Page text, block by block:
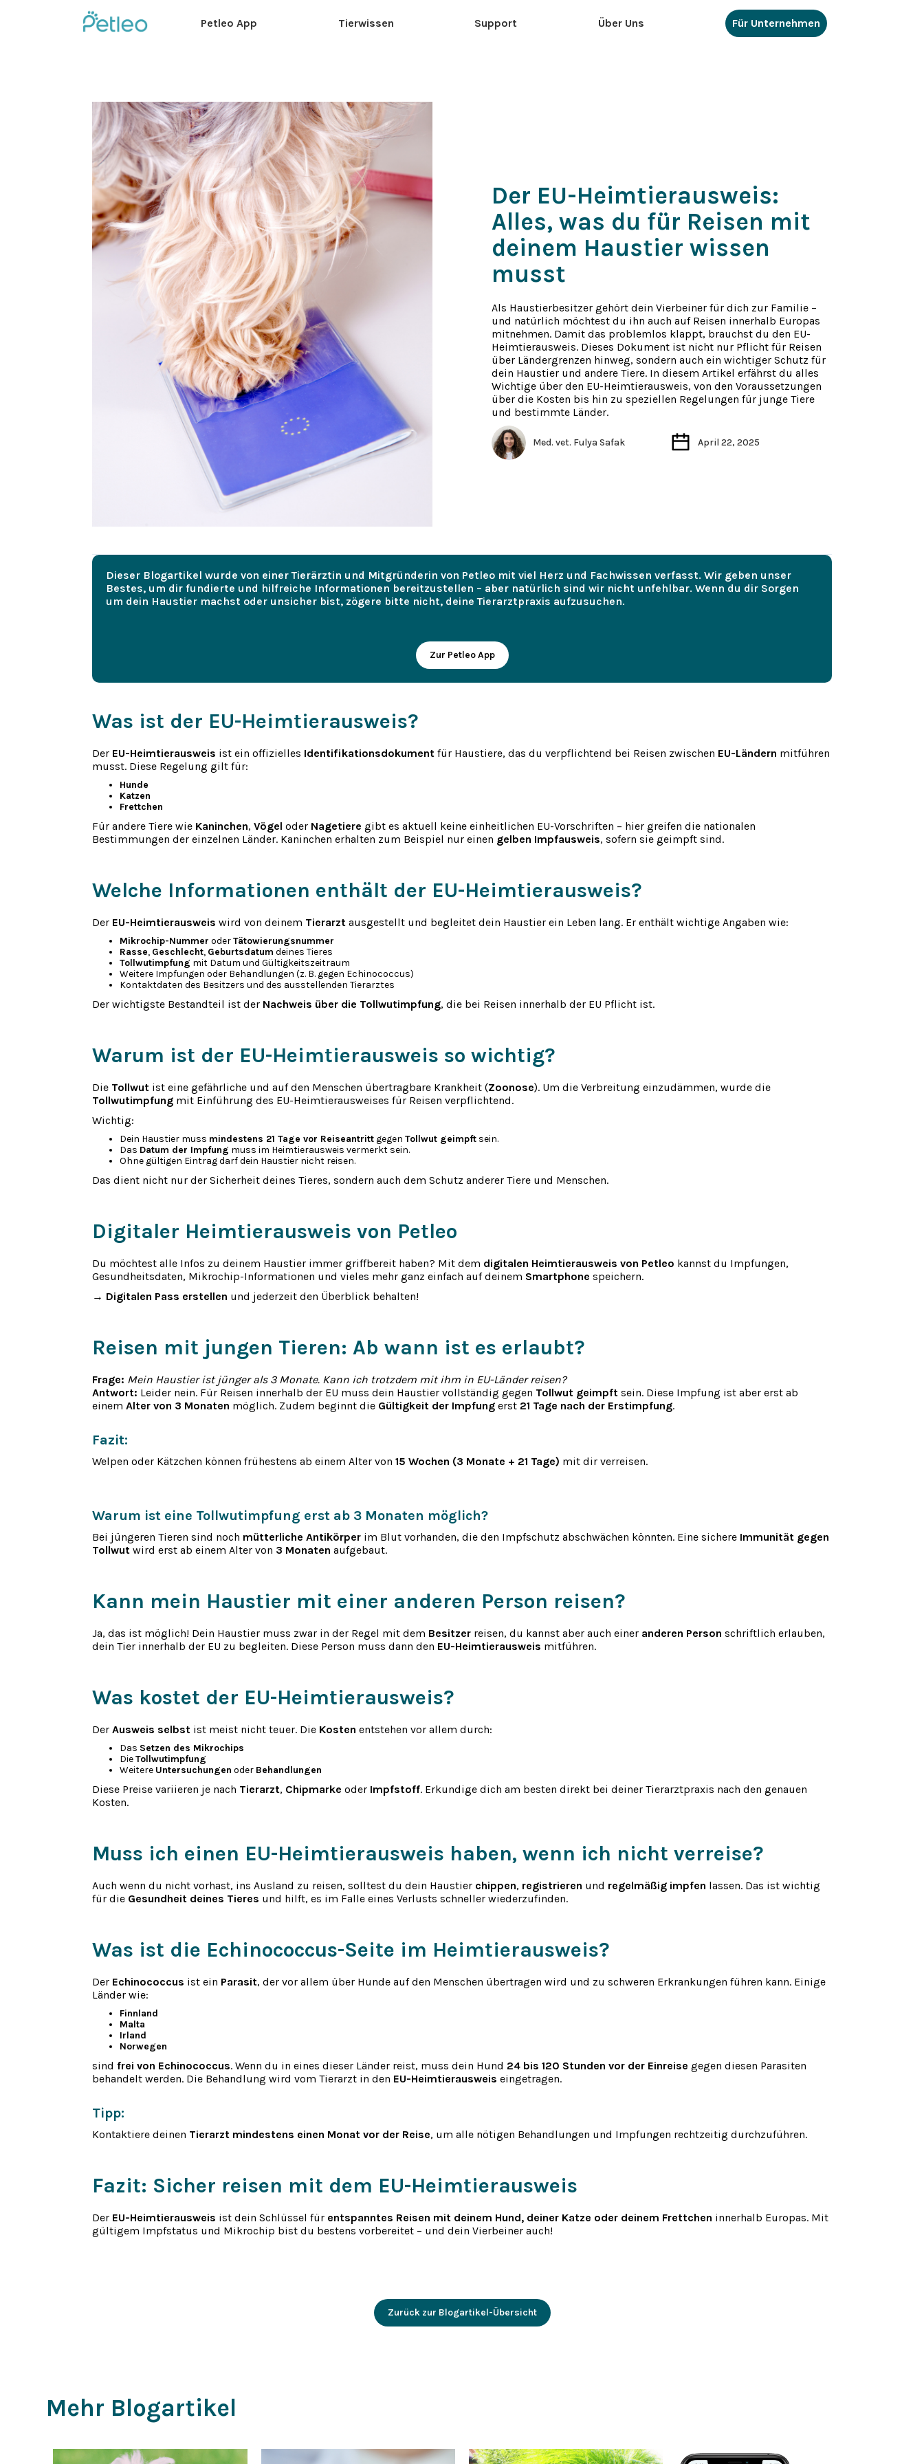
Petleo App Tierwissen Support Über Uns Für Unternehmen️
Der EU-Heimtierausweis:
Alles, was du für Reisen mit
deinem Haustier wissen
musst
Als Haustierbesitzer gehört dein Vierbeiner für dich zur Familie –
und natürlich möchtest du ihn auch auf Reisen innerhalb Europas
mitnehmen. Damit das problemlos klappt, brauchst du den EU-
Heimtierausweis. Dieses Dokument ist nicht nur Pflicht für Reisen
über Ländergrenzen hinweg, sondern auch ein wichtiger Schutz für
dein Haustier und andere Tiere. In diesem Artikel erfährst du alles
Wichtige über den EU-Heimtierausweis, von den Voraussetzungen
über die Kosten bis hin zu speziellen Regelungen für junge Tiere
und bestimmte Länder.
Med. vet. Fulya Safak April 22, 2025
Dieser Blogartikel wurde von einer Tierärztin und Mitgründerin von Petleo mit viel Herz und Fachwissen verfasst. Wir geben unser
Bestes, um dir fundierte und hilfreiche Informationen bereitzustellen – aber natürlich sind wir nicht unfehlbar. Wenn du dir Sorgen
um dein Haustier machst oder unsicher bist, zögere bitte nicht, deine Tierarztpraxis aufzusuchen.
Zur Petleo App
Was ist der EU-Heimtierausweis?
Der EU-Heimtierausweis ist ein offizielles Identifikationsdokument für Haustiere, das du verpflichtend bei Reisen zwischen EU-Ländern mitführen
musst. Diese Regelung gilt für:
Hunde
Katzen
Frettchen
Für andere Tiere wie Kaninchen,Vögel oder Nagetiere gibt es aktuell keine einheitlichen EU-Vorschriften – hier greifen die nationalen
Bestimmungen der einzelnen Länder. Kaninchen erhalten zum Beispiel nur einen gelben Impfausweis, sofern sie geimpft sind.
Welche Informationen enthält der EU-Heimtierausweis?
Der EU-Heimtierausweis wird von deinem Tierarzt ausgestellt und begleitet dein Haustier ein Leben lang. Er enthält wichtige Angaben wie:
Mikrochip-Nummer oderTätowierungsnummer
Rasse, Geschlecht, Geburtsdatum deines Tieres
Tollwutimpfung mit Datum und Gültigkeitszeitraum
Weitere Impfungen oder Behandlungen (z. B. gegen Echinococcus)
Kontaktdaten des Besitzers und des ausstellenden Tierarztes
Der wichtigste Bestandteil ist der Nachweis über die Tollwutimpfung, die bei Reisen innerhalb der EU Pflicht ist.
Warum ist der EU-Heimtierausweis so wichtig?
Die Tollwut ist eine gefährliche und auf den Menschen übertragbare Krankheit (Zoonose). Um die Verbreitung einzudämmen, wurde die
Tollwutimpfung mit Einführung des EU-Heimtierausweises für Reisen verpflichtend.
Wichtig:
Dein Haustier muss mindestens 21 Tage vor Reiseantritt gegenTollwut geimpft sein.
Das Datum der Impfung muss im Heimtierausweis vermerkt sein.
Ohne gültigen Eintrag darf dein Haustier nicht reisen.
Das dient nicht nur der Sicherheit deines Tieres, sondern auch dem Schutz anderer Tiere und Menschen.
Digitaler Heimtierausweis von Petleo
Du möchtest alle Infos zu deinem Haustier immer griffbereit haben? Mit dem digitalen Heimtierausweis von Petleo kannst du Impfungen,
Gesundheitsdaten, Mikrochip-Informationen und vieles mehr ganz einfach auf deinem Smartphone speichern.
→ Digitalen Pass erstellen und jederzeit den Überblick behalten!
Reisen mit jungen Tieren: Ab wann ist es erlaubt?
Frage: Mein Haustier ist jünger als 3 Monate. Kann ich trotzdem mit ihm in EU-Länder reisen?
Antwort: Leider nein. Für Reisen innerhalb der EU muss dein Haustier vollständig gegen Tollwut geimpft sein. Diese Impfung ist aber erst ab
einemAlter von 3 Monaten möglich. Zudem beginnt die Gültigkeit der Impfung erst 21 Tage nach der Erstimpfung.
Fazit:
Welpen oder Kätzchen können frühestens ab einem Alter von15 Wochen (3 Monate + 21 Tage) mit dir verreisen.
Warum ist eine Tollwutimpfung erst ab 3 Monaten möglich?
Bei jüngeren Tieren sind noch mütterliche Antikörper im Blut vorhanden, die den Impfschutz abschwächen könnten. Eine sichere Immunität gegen
Tollwut wird erst ab einem Alter von 3 Monaten aufgebaut.
Kann mein Haustier mit einer anderen Person reisen?
Ja, das ist möglich! Dein Haustier muss zwar in der Regel mit dem Besitzer reisen, du kannst aber auch einer anderen Person schriftlich erlauben,
dein Tier innerhalb der EU zu begleiten. Diese Person muss dann den EU-Heimtierausweis mitführen.
Was kostet der EU-Heimtierausweis?
DerAusweis selbst ist meist nicht teuer. Die Kosten entstehen vor allem durch:
Das Setzen des Mikrochips
DieTollwutimpfung
Weitere Untersuchungen oder Behandlungen
Diese Preise variieren je nach Tierarzt, Chipmarke oder Impfstoff. Erkundige dich am besten direkt bei deiner Tierarztpraxis nach den genauen
Kosten.
Muss ich einen EU-Heimtierausweis haben, wenn ich nicht verreise?
Auch wenn du nicht vorhast, ins Ausland zu reisen, solltest du dein Haustier chippen, registrieren und regelmäßig impfen lassen. Das ist wichtig
für die Gesundheit deines Tieres und hilft, es im Falle eines Verlusts schneller wiederzufinden.
Was ist die Echinococcus-Seite im Heimtierausweis?
Der Echinococcus ist ein Parasit, der vor allem über Hunde auf den Menschen übertragen wird und zu schweren Erkrankungen führen kann. Einige
Länder wie:
Finnland
Malta
Irland
Norwegen
sindfrei von Echinococcus. Wenn du in eines dieser Länder reist, muss dein Hund 24 bis 120 Stunden vor der Einreise gegen diesen Parasiten
behandelt werden. Die Behandlung wird vom Tierarzt in den EU-Heimtierausweis eingetragen.
Tipp:
Kontaktiere deinen Tierarzt mindestens einen Monat vor der Reise, um alle nötigen Behandlungen und Impfungen rechtzeitig durchzuführen.
Fazit: Sicher reisen mit dem EU-Heimtierausweis
Der EU-Heimtierausweis ist dein Schlüssel für entspanntes Reisen mit deinem Hund, deiner Katze oder deinem Frettchen innerhalb Europas. Mit
gültigem Impfstatus und Mikrochip bist du bestens vorbereitet – und dein Vierbeiner auch!
Zurück zur Blogartikel-Übersicht
Mehr Blogartikel